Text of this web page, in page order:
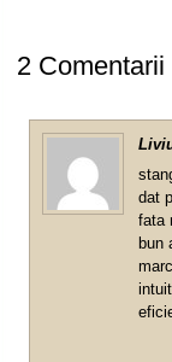
2
dat
fata
bun